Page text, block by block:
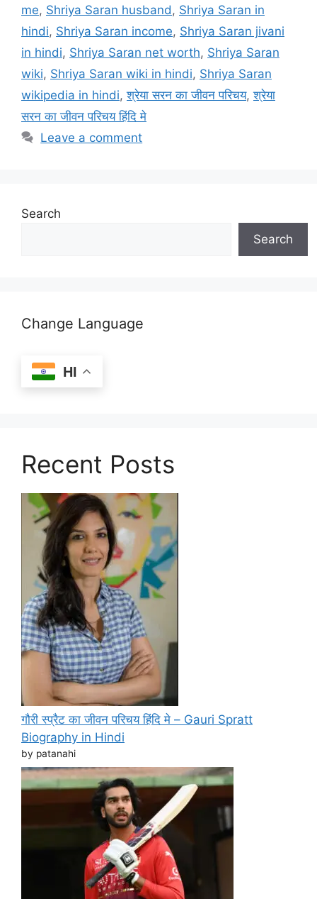
me, Shriya Saran husband, Shriya Saran in
hindi, Shriya Saran income, Shriya Saran jivani
in hindi, Shriya Saran net worth, Shriya Saran
wiki, Shriya Saran wiki in hindi, Shriya Saran
wikipedia in hindi,श्रेया सरन का जीवन परिचय,श्रेया
सरन का जीवन परिचय हिंदि मे
Leave a comment
Search
Search
Change Language
HI
Recent Posts
गौरी स्प्रैट का जीवन परिचय हिंदि मे – Gauri Spratt
Biography in Hindi
by patanahi